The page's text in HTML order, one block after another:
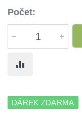
Počet:
DÁREK ZDARMA